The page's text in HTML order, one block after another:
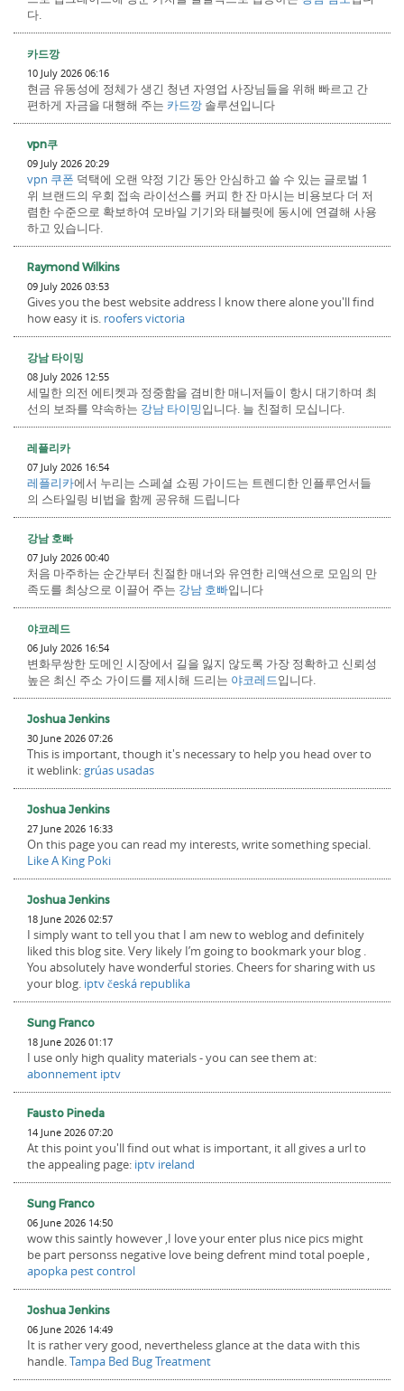
다.
카드깡
10 July 2026 06:16
현금 유동성에 정체가 생긴 청년 자영업 사장님들을 위해 빠르고 간
편하게 자금을 대행해 주는 카드깡 솔루션입니다
vpn쿠
09 July 2026 20:29
vpn 쿠폰 덕택에 오랜 약정 기간 동안 안심하고 쓸 수 있는 글로벌 1
위 브랜드의 우회 접속 라이선스를 커피 한 잔 마시는 비용보다 더 저
렴한 수준으로 확보하여 모바일 기기와 태블릿에 동시에 연결해 사용
하고 있습니다.
Raymond Wilkins
09 July 2026 03:53
Gives you the best website address I know there alone you'll find
how easy it is. roofers victoria
강남 타이밍
08 July 2026 12:55
세밀한 의전 에티켓과 정중함을 겸비한 매니저들이 항시 대기하며 최
선의 보좌를 약속하는 강남 타이밍입니다. 늘 친절히 모십니다.
레플리카
07 July 2026 16:54
레플리카에서 누리는 스페셜 쇼핑 가이드는 트렌디한 인플루언서들
의 스타일링 비법을 함께 공유해 드립니다
강남 호빠
07 July 2026 00:40
처음 마주하는 순간부터 친절한 매너와 유연한 리액션으로 모임의 만
족도를 최상으로 이끌어 주는 강남 호빠입니다
야코레드
06 July 2026 16:54
변화무쌍한 도메인 시장에서 길을 잃지 않도록 가장 정확하고 신뢰성
높은 최신 주소 가이드를 제시해 드리는 야코레드입니다.
Joshua Jenkins
30 June 2026 07:26
This is important, though it's necessary to help you head over to
it weblink: grúas usadas
Joshua Jenkins
27 June 2026 16:33
On this page you can read my interests, write something special.
Like A King Poki
Joshua Jenkins
18 June 2026 02:57
I simply want to tell you that I am new to weblog and definitely
liked this blog site. Very likely I’m going to bookmark your blog .
You absolutely have wonderful stories. Cheers for sharing with us
your blog. iptv česká republika
Sung Franco
18 June 2026 01:17
I use only high quality materials - you can see them at:
abonnement iptv
Fausto Pineda
14 June 2026 07:20
At this point you'll find out what is important, it all gives a url to
the appealing page: iptv ireland
Sung Franco
06 June 2026 14:50
wow this saintly however ,I love your enter plus nice pics might
be part personss negative love being defrent mind total poeple ,
apopka pest control
Joshua Jenkins
06 June 2026 14:49
It is rather very good, nevertheless glance at the data with this
handle.Tampa Bed Bug Treatment